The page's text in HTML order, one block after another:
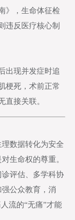
》，生命体征检
违反医疗核心制
出现并发症时追
梗死，术前正常
直接关联。
数据转化为安全
生命权的尊重。
评估、多学科协
公众教育，消
流的“无痛”才能